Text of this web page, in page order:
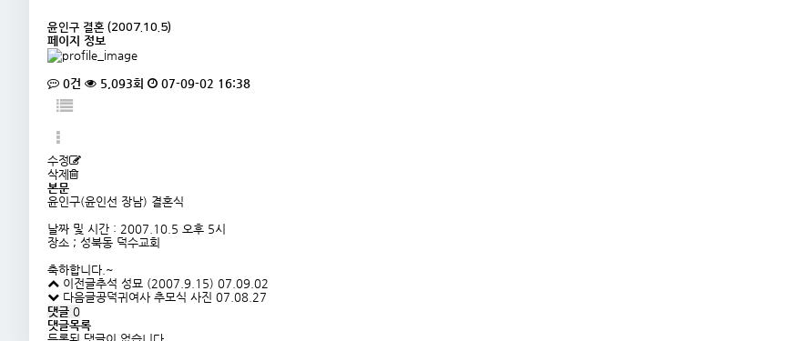
윤인구 결혼 (2007.10.5)
페이지 정보
0건 5,093회 07-09-02 16:38
수정
삭제
본문
윤인구(윤인선 장남) 결혼식
날짜 및 시간 : 2007.10.5 오후 5시
장소 ; 성북동 덕수교회
축하합니다.~
이전글추석 성묘 (2007.9.15) 07.09.02
다음글공덕귀여사 추모식 사진 07.08.27
댓글 0
댓글목록